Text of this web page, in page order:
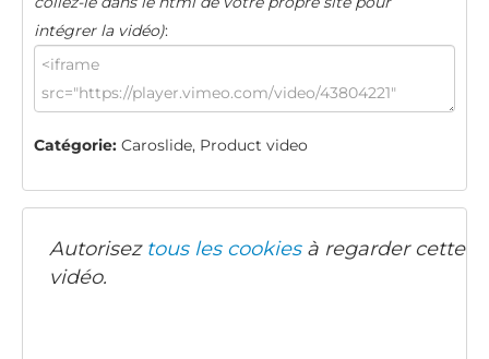
intégrer la vidéo):
Catégorie: Caroslide, Product video
Autorisez tous les cookiesà regarder cette
vidéo.